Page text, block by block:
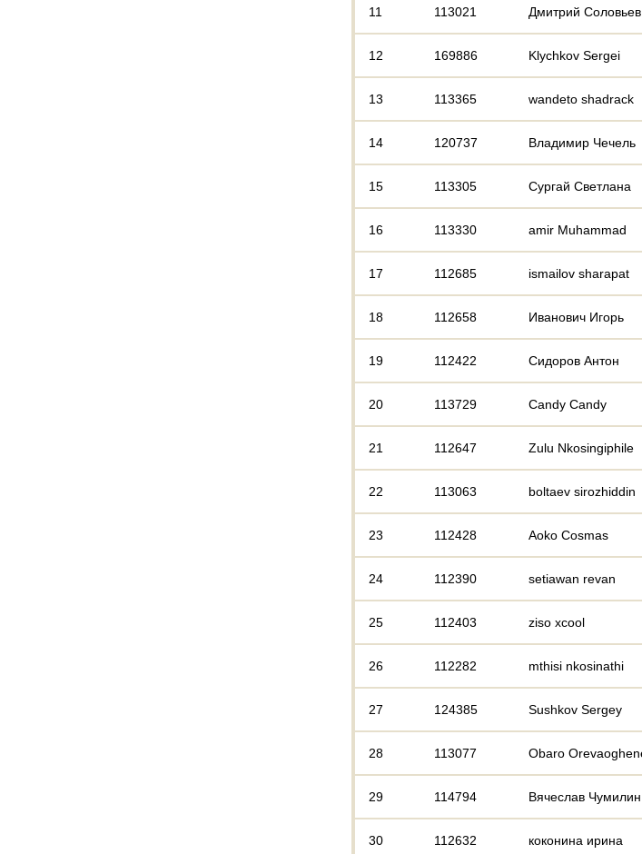
11 113021 Дмитрий Соловьев
12 169886 Klychkov Sergei
13 113365 wandeto shadrack
14 120737 Владимир Чечель
15 113305 Сургай Светлана
16 113330 amir Muhammad
17 112685 ismailov sharapat
18 112658 Иванович Игорь
19 112422 Сидоров Антон
20 113729 Candy Candy
21 112647 Zulu Nkosingiphile
22 113063 boltaev sirozhiddin
23 112428 Aoko Cosmas
24 112390 setiawan revan
25 112403 ziso xcool
26 112282 mthisi nkosinathi
27 124385 Sushkov Sergey
28 113077 Obaro
29 114794 Вячеслав Чумилин
30 112632 коконина ирина